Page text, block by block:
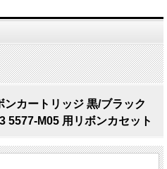
カートリッジ 黒/ブラック
5577-M05 用リボンカセット